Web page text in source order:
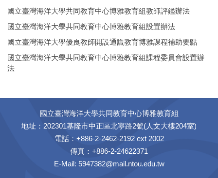
國立臺灣海洋大學共同教育中心博雅教育組教師評鑑辦法
國立臺灣海洋大學共同教育中心博雅教育組設置辦法
國立臺灣海洋大學優良教師開設通識教育博雅課程補助要點
國立臺灣海洋大學共同教育中心博雅教育組課程委員會設置辦
法
國立臺灣海洋大學共同教育中心博雅教育組
地址：202301基隆市中正區北寧路2號(人文大樓204室)
電話：+886-2-2462-2192 ext 2002
傳真：+886-2-24622371
E-Mail: 5947382@mail.ntou.edu.tw